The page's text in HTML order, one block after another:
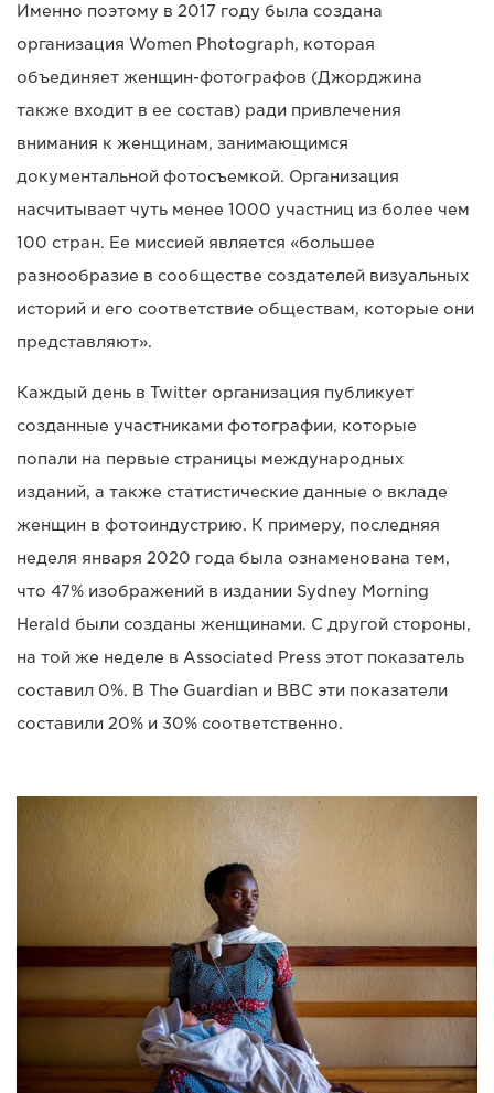
Именно поэтому в 2017 году была создана
организация Women Photograph, которая
объединяет женщин-фотографов (Джорджина
также входит в ее состав) ради привлечения
внимания к женщинам, занимающимся
документальной фотосъемкой. Организация
насчитывает чуть менее 1000 участниц из более чем
100 стран. Ее миссией является «большее
разнообразие в сообществе создателей визуальных
историй и его соответствие обществам, которые они
представляют».
Каждый день в Twitter организация публикует
созданные участниками фотографии, которые
попали на первые страницы международных
изданий, а также статистические данные о вкладе
женщин в фотоиндустрию. К примеру, последняя
неделя января 2020 года была ознаменована тем,
что 47% изображений в издании Sydney Morning
Herald были созданы женщинами. С другой стороны,
на той же неделе в Associated Press этот показатель
составил 0%. В The Guardian и BBC эти показатели
составили 20% и 30% соответственно.